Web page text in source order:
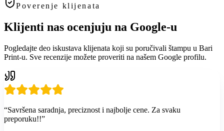
Poverenje klijenata
Klijenti nas ocenjuju na Google-u
Pogledajte deo iskustava klijenata koji su poručivali štampu u Bari
Print-u. Sve recenzije možete proveriti na našem Google profilu.
“Savršena saradnja, preciznost i najbolje cene. Za svaku
preporuku!!”